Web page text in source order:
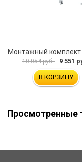
10 054 руб. 9 551
В КОРЗИНУ
Просмотренные